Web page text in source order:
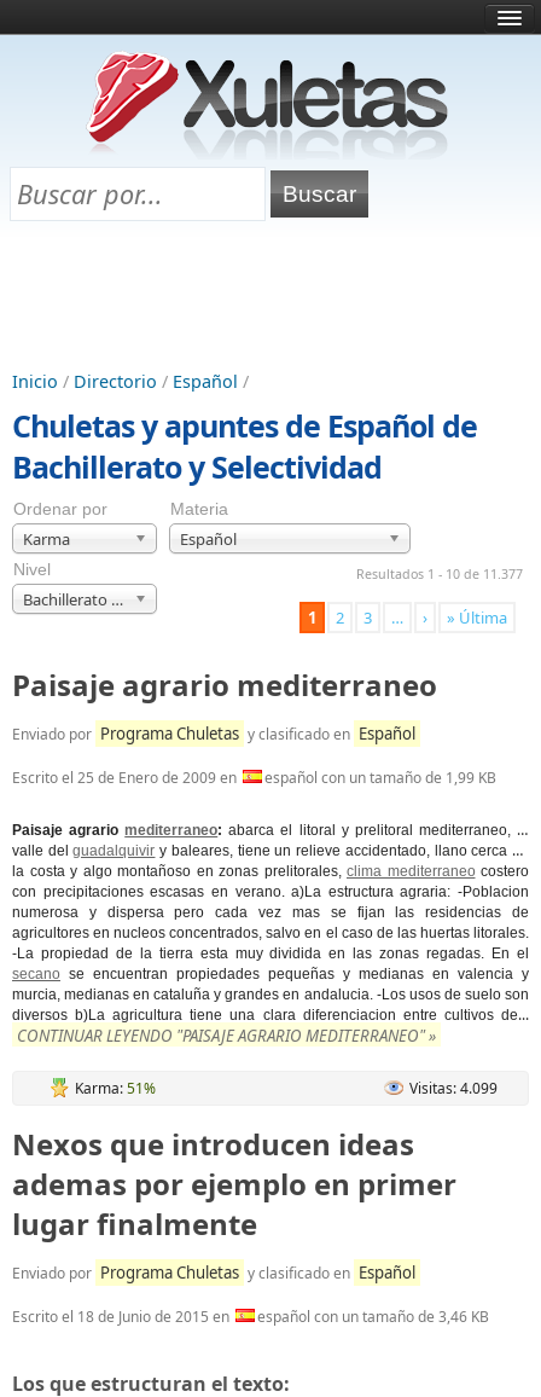
¿Qué es esto?
Directorio
Chuletas para exámenes
Inicio / Directorio / Español /
Chuletas y apuntes de Español de
Bachillerato y Selectividad
Ordenar por
Karma
Materia
Español
Nivel
Bachillerato y Selectividad
Resultados 1 - 10 de 11.377
1 2 3 … › » Última
Paisaje agrario mediterraneo
Enviado por Programa Chuletas y clasificado en Español
Escrito el 25 de Enero de 2009en español con un tamaño de 1,99 KB
Paisaje agrariomediterraneo:abarca el litoral y prelitoral mediterraneo, el
valle delguadalquivir y baleares, tiene un relieve accidentado, llano cerca de
la costa y algo montañoso en zonas prelitorales, clima mediterraneo costero
con precipitaciones escasas en verano. a)La estructura agraria: -Poblacion
numerosa y dispersa pero cada vez mas se fijan las residencias de
agricultores en nucleos concentrados, salvo en el caso de las huertas litorales.
-La propiedad de la tierra esta muy dividida en las zonas regadas. En el
secano se encuentran propiedades pequeñas y medianas en valencia y
murcia, medianas en cataluña y grandes en andalucia. -Los usos de suelo son
diversos b)La agricultura tiene una clara diferenciacion entre cultivos de...
CONTINUAR LEYENDO "PAISAJE AGRARIO MEDITERRANEO" »
Karma:51% Visitas: 4.099
Nexos que introducen ideas
ademas por ejemplo en primer
lugar finalmente
Enviado por Programa Chuletas y clasificado en Español
Escrito el 18 de Junio de 2015 en español con un tamaño de 3,46 KB
Los que estructuran el texto: